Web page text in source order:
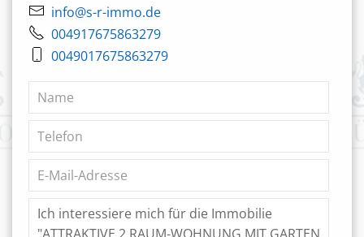
info@s-r-immo.de
004917675863279
0049017675863279